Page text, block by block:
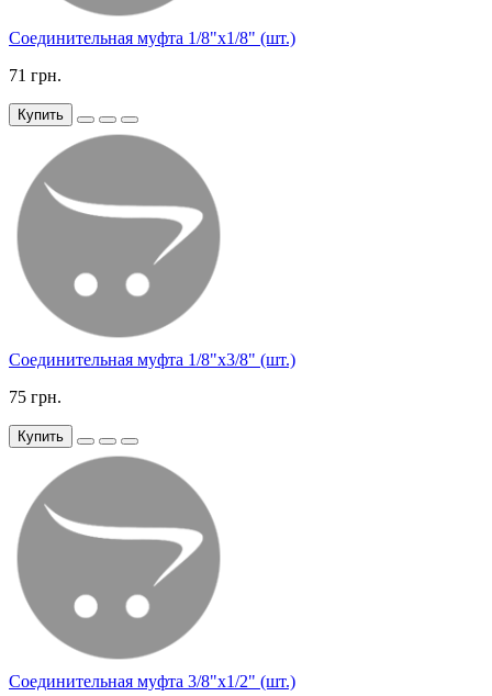
Соединительная муфта 1/8"х1/8" (шт.)
71 грн.
Купить
Соединительная муфта 1/8"х3/8" (шт.)
75 грн.
Купить
Соединительная муфта 3/8"х1/2" (шт.)